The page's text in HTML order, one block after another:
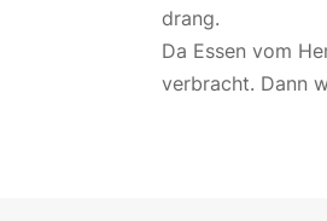
drang.
Da Essen vom
verbracht. Dann